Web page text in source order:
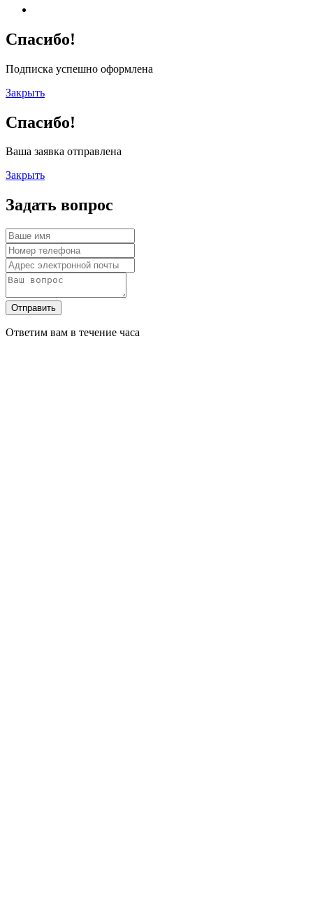
Спасибо!
Подписка успешно оформлена
Закрыть
Спасибо!
Ваша заявка отправлена
Закрыть
Задать вопрос
Отправить
Ответим вам в течение часа